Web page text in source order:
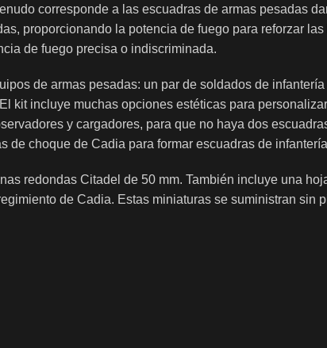
corresponde a las escuadras de armas pesadas
proporcionando la potencia de fuego para reforzar
de fuego precisa o indiscriminada.
de armas pesadas: un par de soldados de
kit incluye muchas opciones estéticas para
y cargadores, para que no haya dos
de choque de Cadia para formar escuadras de
redondas Citadel de 50 mm. También incluye una
de Cadia. Estas miniaturas se suministran sin